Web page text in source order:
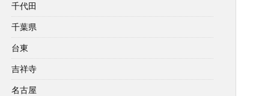
千代田
千葉県
台東
吉祥寺
名古屋